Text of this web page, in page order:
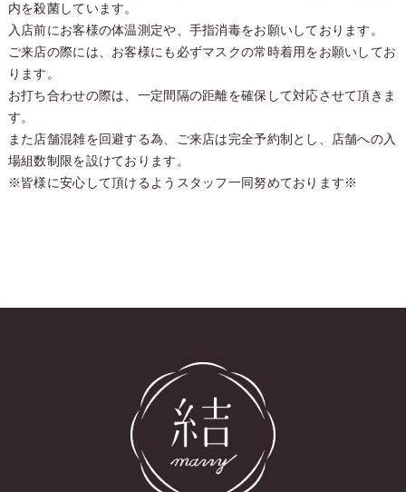
内を殺菌しています。
入店前にお客様の体温測定や、手指消毒をお願いしております。
ご来店の際には、お客様にも必ずマスクの常時着用をお願いしてお
ります。
お打ち合わせの際は、一定間隔の距離を確保して対応させて頂きま
す。
また店舗混雑を回避する為、ご来店は完全予約制とし、店舗への入
場組数制限を設けております。
※皆様に安心して頂けるようスタッフ一同努めております※